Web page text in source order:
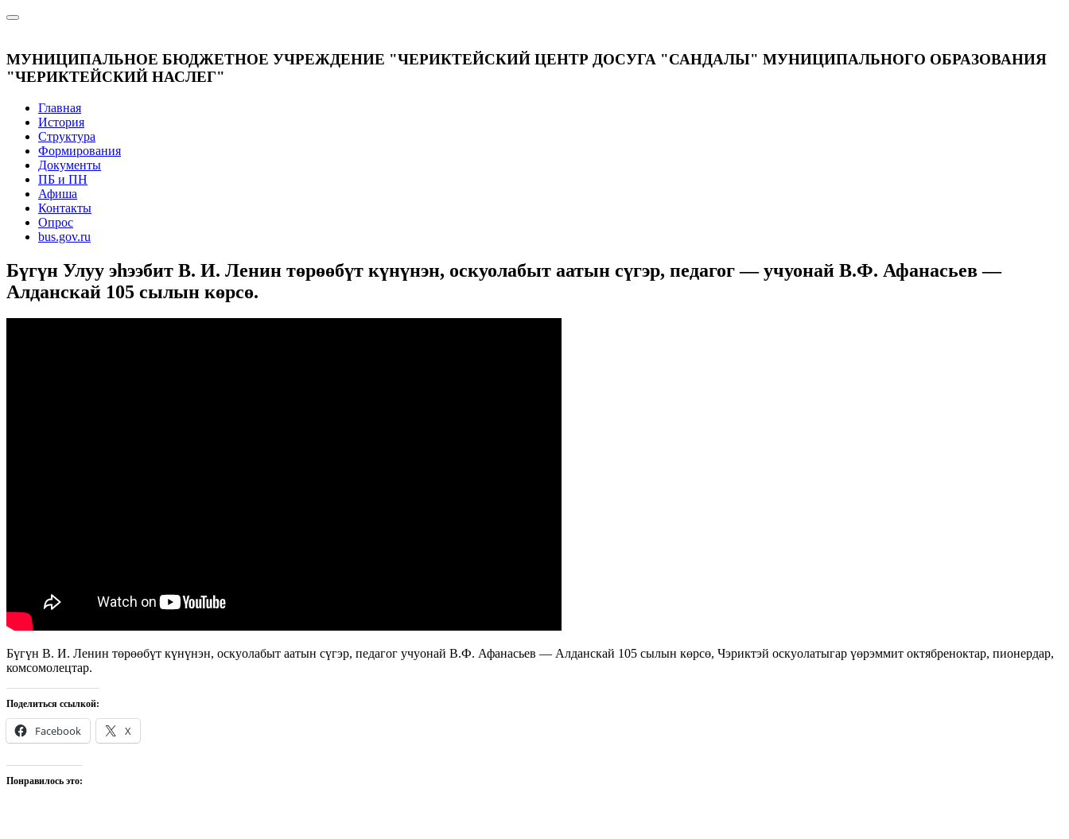
МУНИЦИПАЛЬНОЕ БЮДЖЕТНОЕ УЧРЕЖДЕНИЕ "ЧЕРИКТЕЙСКИЙ ЦЕНТР ДОСУГА "САНДАЛЫ" МУНИЦИПАЛЬНОГО ОБРАЗОВАНИЯ
"ЧЕРИКТЕЙСКИЙ НАСЛЕГ"
Главная
История
Структура
Формирования
Документы
ПБ и ПН
Афиша
Контакты
Опрос
bus.gov.ru
Бүгүн Улуу эһээбит В. И. Ленин төрөөбүт күнүнэн, оскуолабыт аатын сүгэр, педагог — учуонай В.Ф. Афанасьев —
Алданскай 105 сылын көрсө.
Бүгүн В. И. Ленин төрөөбүт күнүнэн, оскуолабыт аатын сүгэр, педагог учуонай В.Ф. Афанасьев — Алданскай 105 сылын көрсө, Чэриктэй оскуолатыгар үөрэммит октябреноктар, пионердар,
комсомолецтар.
Поделиться ссылкой:
Facebook X
Понравилось это: